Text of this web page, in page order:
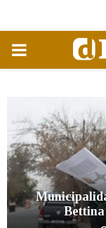
MENÚ
Bettina